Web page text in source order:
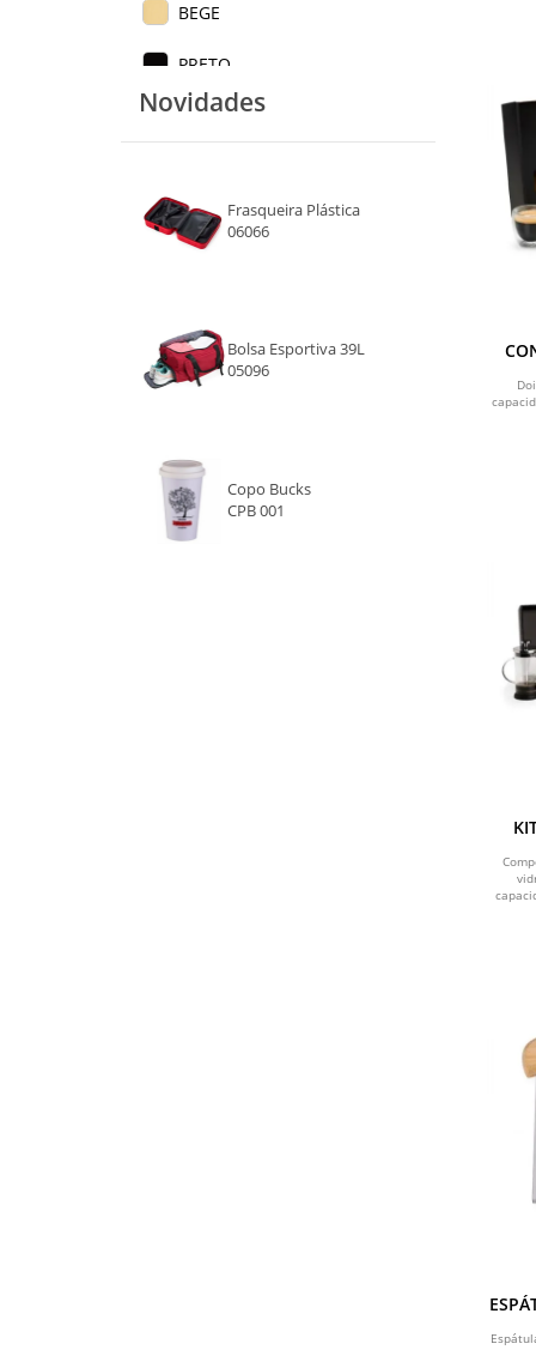
BEGE
PRETO
VERMELHO
MADEIRA
PRATA
VERDE
NATURAL
Novidades
Frasqueira Plástica
06066
Bolsa Esportiva 39L
05096
Copo Bucks
CPB 001